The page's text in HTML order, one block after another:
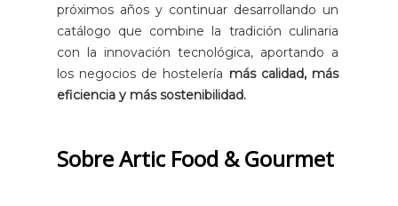
próximos años y continuar desarrollando un
catálogo que combine la tradición culinaria
con la innovación tecnológica, aportando a
los negocios de hostelería más calidad, más
eficiencia y más sostenibilidad.
Sobre Artic Food & Gourmet